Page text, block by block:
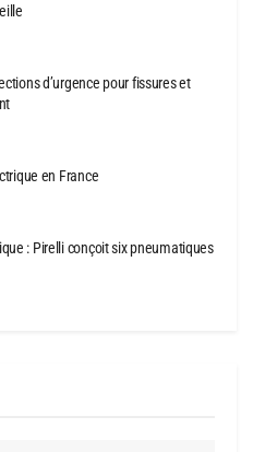
d’urgence pour fissures et
en France
: Pirelli conçoit six pneumatiques